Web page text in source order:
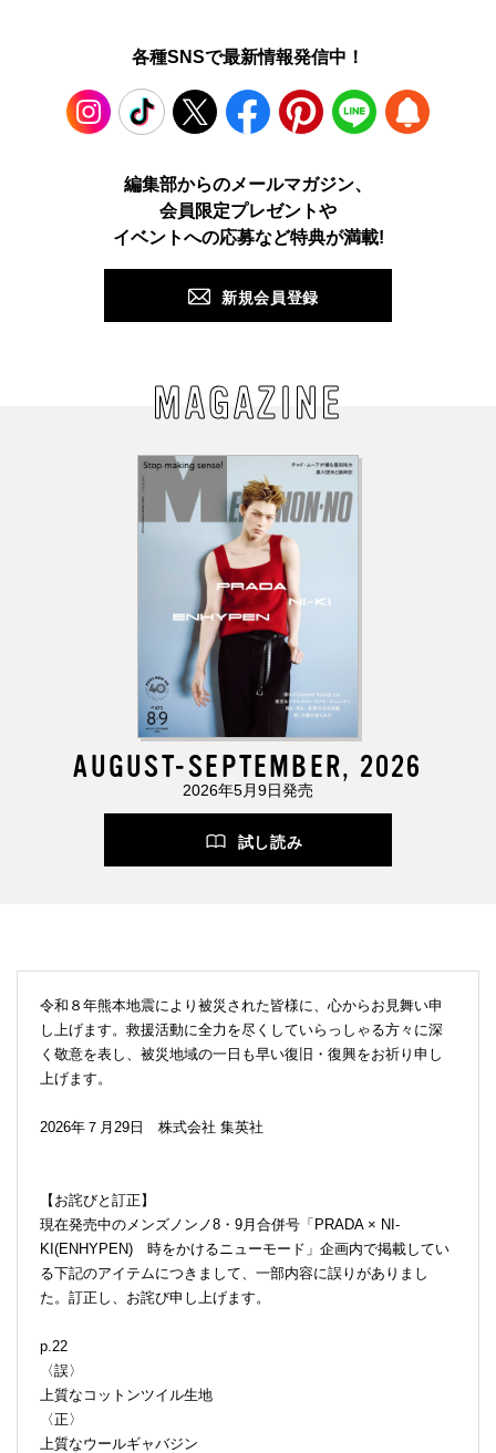
各種SNSで最新情報発信中！
TikTok X Facebook Pinterest LINE
編集部からのメールマガジン、
会員限定プレゼントや
イベントへの応募など特典が満載!
新規会員登録
MAGAZINE
AUGUST-SEPTEMBER, 2026
2026年5月9日発売
試し読み
令和８年熊本地震により被災された皆様に、心からお見舞い申
し上げます。救援活動に全力を尽くしていらっしゃる方々に深
く敬意を表し、被災地域の一日も早い復旧・復興をお祈り申し
上げます。
2026年７月29日 株式会社 集英社
【お詫びと訂正】
現在発売中のメンズノンノ8・9月合併号「PRADA × NI-
KI(ENHYPEN) 時をかけるニューモード」企画内で掲載してい
る下記のアイテムにつきまして、一部内容に誤りがありまし
た。訂正し、お詫び申し上げます。
p.22
〈誤〉
上質なコットンツイル生地
〈正〉
上質なウールギャバジン